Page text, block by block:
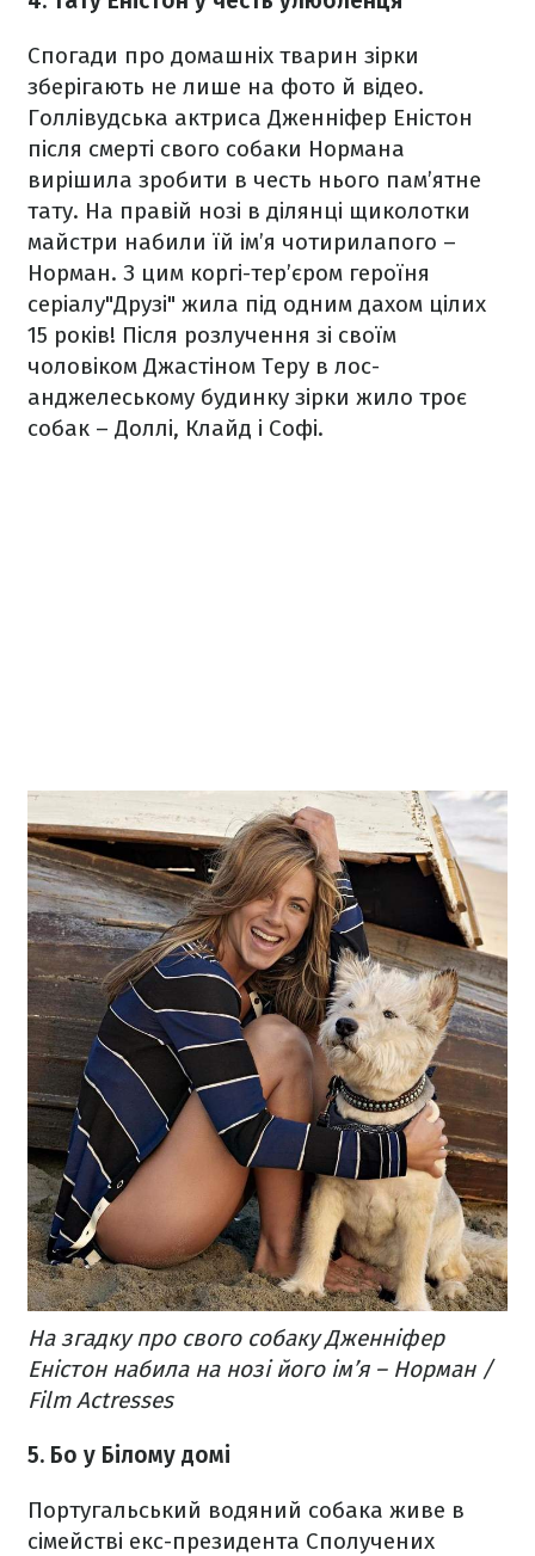
Спогади про домашніх тварин зірки
зберігають не лише на фото й відео.
Голлівудська актриса Дженніфер Еністон
після смерті свого собаки Нормана
вирішила зробити в честь нього пам’ятне
тату. На правій нозі в ділянці щиколотки
майстри набили їй ім’я чотирилапого –
Норман. З цим коргі-тер’єром героїня
серіалу"Друзі" жила під одним дахом цілих
15 років! Після розлучення зі своїм
чоловіком Джастіном Теру в лос-
анджелеському будинку зірки жило троє
собак – Доллі, Клайд і Софі.
На згадку про свого собаку Дженніфер
Еністон набила на нозі його ім’я – Норман /
Film Actresses
5. Бо у Білому домі
Португальський водяний собака живе в
сімействі екс-президента Сполучених